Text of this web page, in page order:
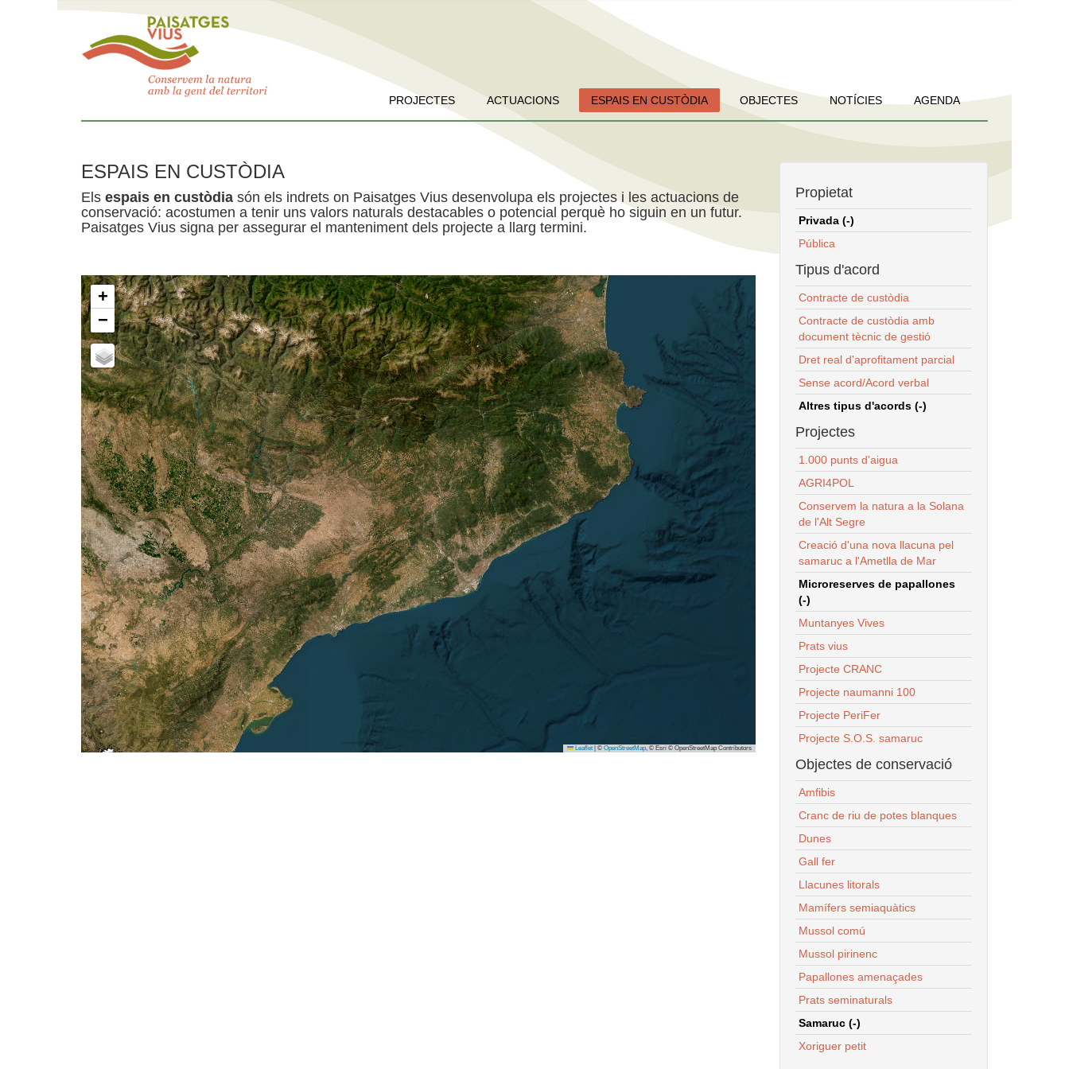
PROJECTES ACTUACIONS ESPAIS EN CUSTÒDIA OBJECTES NOTÍCIES AGENDA
ESPAIS EN CUSTÒDIA
Els espais en custòdia són els indrets on Paisatges Vius desenvolupa els projectes i les actuacions de
conservació: acostumen a tenir uns valors naturals destacables o potencial perquè ho siguin en un futur.
Paisatges Vius signa per assegurar el manteniment dels projecte a llarg termini.
+
−
Leaflet © OpenStreetMap, © Esri © OpenStreetMap Contributors
Propietat
Privada (-)
Pública
Tipus d'acord
Contracte de custòdia
Contracte de custòdia amb
document tècnic de gestió
Dret real d'aprofitament parcial
Sense acord/Acord verbal
Altres tipus d'acords (-)
Projectes
1.000 punts d'aigua
AGRI4POL
Conservem la natura a la Solana
de l'Alt Segre
Creació d'una nova llacuna pel
samaruc a l'Ametlla de Mar
Microreserves de papallones
(-)
Muntanyes Vives
Prats vius
Projecte CRANC
Projecte naumanni 100
Projecte PeriFer
Projecte S.O.S. samaruc
Objectes de conservació
Amfibis
Cranc de riu de potes blanques
Dunes
Gall fer
Llacunes litorals
Mamífers semiaquàtics
Mussol comú
Mussol pirinenc
Papallones amenaçades
Prats seminaturals
Samaruc (-)
Xoriguer petit